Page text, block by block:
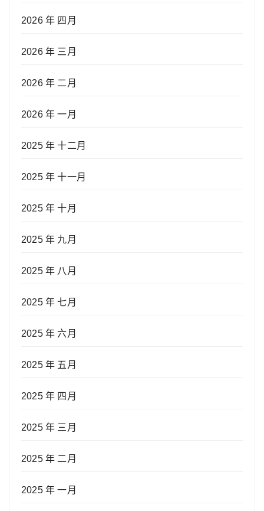
2026 年 四月
2026 年 三月
2026 年 二月
2026 年 一月
2025 年 十二月
2025 年 十一月
2025 年 十月
2025 年 九月
2025 年 八月
2025 年 七月
2025 年 六月
2025 年 五月
2025 年 四月
2025 年 三月
2025 年 二月
2025 年 一月